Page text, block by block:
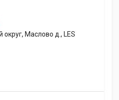
Маслово д., LES